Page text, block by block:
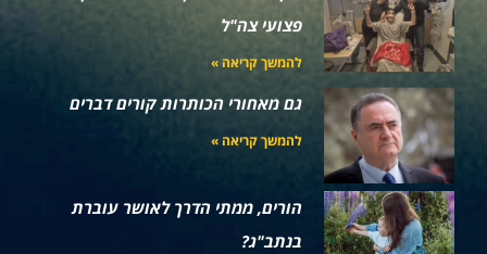
פצועי צה"ל
להמשך קריאה »
גם מאחורי הכותרות קורים דברים
להמשך קריאה »
הורים, ממתי הדרך לאושר עוברת
בנתב"ג?